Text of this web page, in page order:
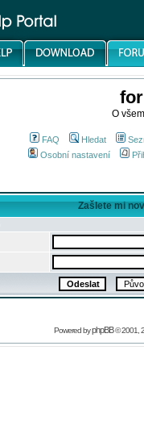
O
FAQ Hledat
Osobní nastavení
Zašlete mi
Powered byphpBB© 2001,